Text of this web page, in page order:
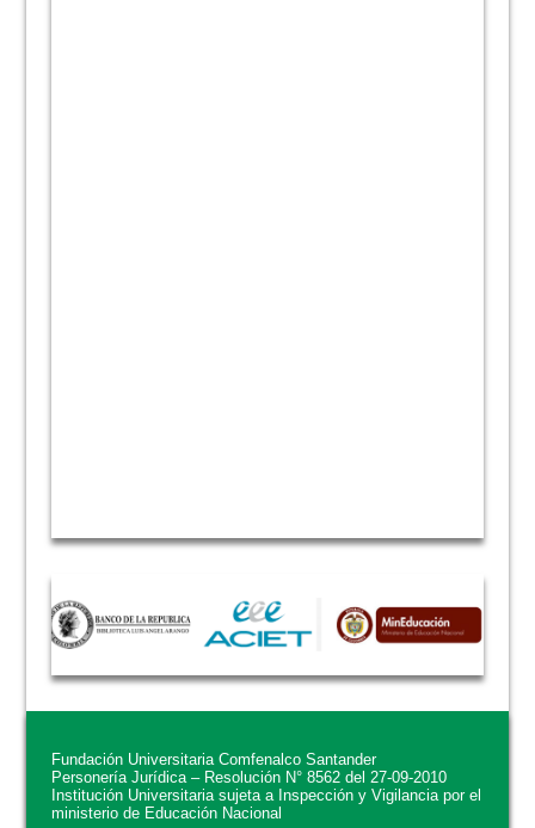
Fundación Universitaria Comfenalco Santander
Personería Jurídica – Resolución N° 8562 del 27-09-2010
Institución Universitaria sujeta a Inspección y Vigilancia por el
ministerio de Educación Nacional